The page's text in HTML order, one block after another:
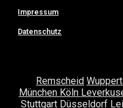
Impressum
Datenschutz
Remscheid
München Köln
Stuttgart Düsseldorf